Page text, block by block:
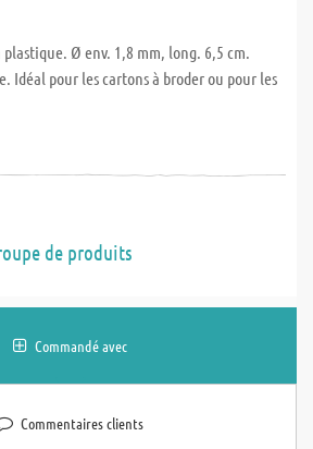
Ø env. 1,8 mm, long. 6,5 cm.
Idéal pour les cartons à broder ou pour les
de produits
Commandé avec
Commentaires clients